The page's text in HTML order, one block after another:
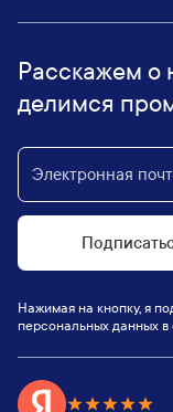
Расскажем о
делимся
Нажимая на кнопку, я
персональных данных в